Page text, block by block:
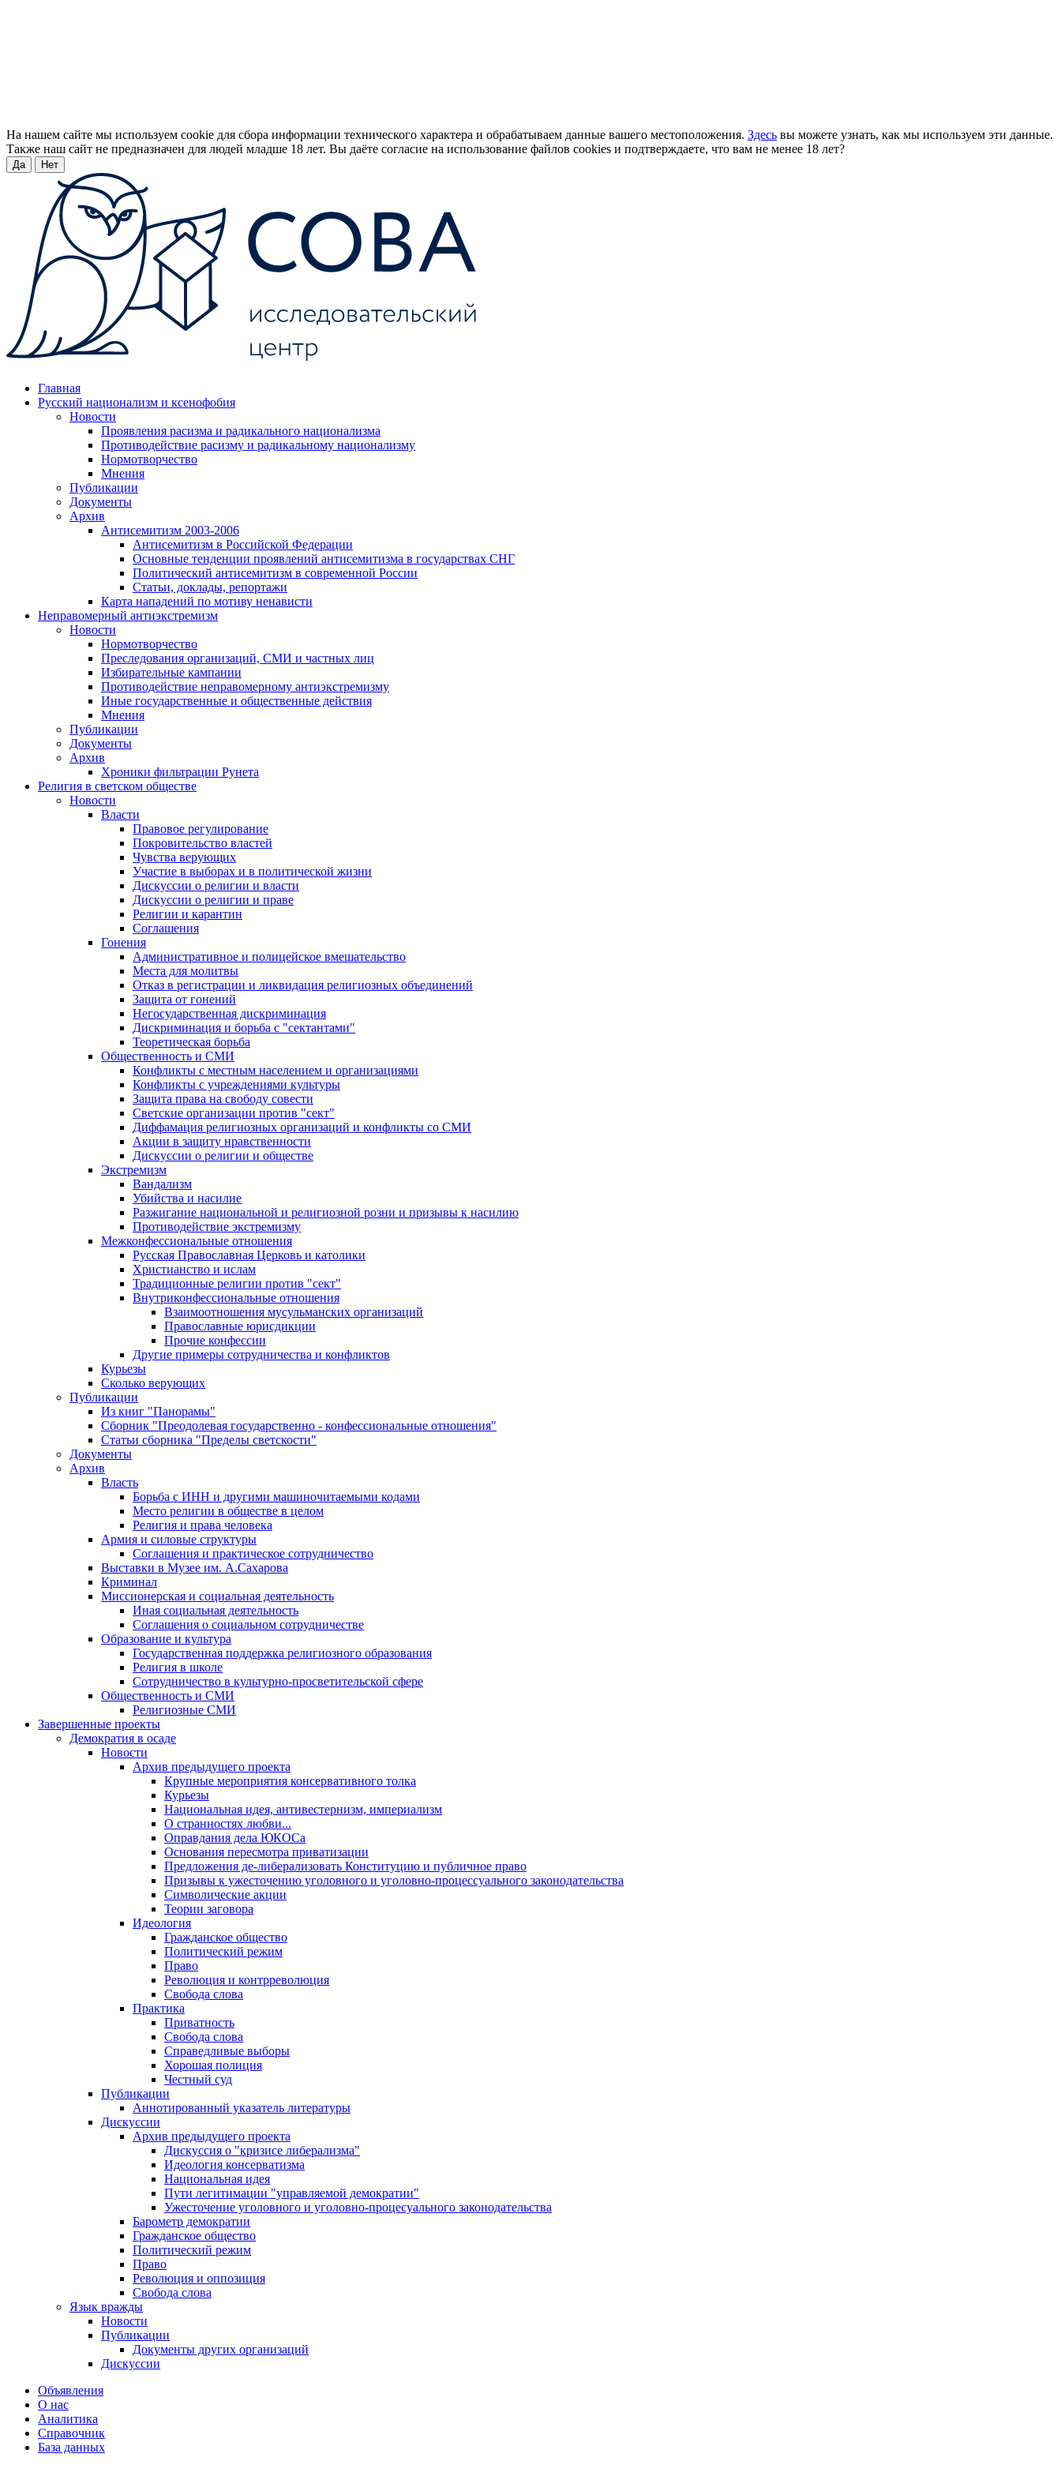
На нашем сайте мы используем cookie для сбора информации технического характера и обрабатываем данные вашего местоположения. Здесь вы можете узнать, как мы используем эти данные.
Также наш сайт не предназначен для людей младше 18 лет. Вы даёте согласие на использование файлов cookies и подтверждаете, что вам не менее 18 лет?
Да Нет
Главная
Русский национализм и ксенофобия
Новости
Проявления расизма и радикального национализма
Противодействие расизму и радикальному национализму
Нормотворчество
Мнения
Публикации
Документы
Архив
Антисемитизм 2003-2006
Антисемитизм в Российской Федерации
Основные тенденции проявлений антисемитизма в государствах СНГ
Политический антисемитизм в современной России
Статьи, доклады, репортажи
Карта нападений по мотиву ненависти
Неправомерный антиэкстремизм
Новости
Нормотворчество
Преследования организаций, СМИ и частных лиц
Избирательные кампании
Противодействие неправомерному антиэкстремизму
Иные государственные и общественные действия
Мнения
Публикации
Документы
Архив
Хроники фильтрации Рунета
Религия в светском обществе
Новости
Власти
Правовое регулирование
Покровительство властей
Чувства верующих
Участие в выборах и в политической жизни
Дискуссии о религии и власти
Дискуссии о религии и праве
Религии и карантин
Соглашения
Гонения
Административное и полицейское вмешательство
Места для молитвы
Отказ в регистрации и ликвидация религиозных объединений
Защита от гонений
Негосударственная дискриминация
Дискриминация и борьба с "сектантами"
Теоретическая борьба
Общественность и СМИ
Конфликты с местным населением и организациями
Конфликты с учреждениями культуры
Защита права на свободу совести
Светские организации против "сект"
Диффамация религиозных организаций и конфликты со СМИ
Акции в защиту нравственности
Дискуссии о религии и обществе
Экстремизм
Вандализм
Убийства и насилие
Разжигание национальной и религиозной розни и призывы к насилию
Противодействие экстремизму
Межконфессиональные отношения
Русская Православная Церковь и католики
Христианство и ислам
Традиционные религии против "сект"
Внутриконфессиональные отношения
Взаимоотношения мусульманских организаций
Православные юрисдикции
Прочие конфессии
Другие примеры сотрудничества и конфликтов
Курьезы
Сколько верующих
Публикации
Из книг "Панорамы"
Сборник "Преодолевая государственно - конфессиональные отношения"
Статьи сборника "Пределы светскости"
Документы
Архив
Власть
Борьба с ИНН и другими машиночитаемыми кодами
Место религии в обществе в целом
Религия и права человека
Армия и силовые структуры
Соглашения и практическое сотрудничество
Выставки в Музее им. А.Сахарова
Криминал
Миссионерская и социальная деятельность
Иная социальная деятельность
Соглашения о социальном сотрудничестве
Образование и культура
Государственная поддержка религиозного образования
Религия в школе
Сотрудничество в культурно-просветительской сфере
Общественность и СМИ
Религиозные СМИ
Завершенные проекты
Демократия в осаде
Новости
Архив предыдущего проекта
Крупные мероприятия консервативного толка
Курьезы
Национальная идея, антивестернизм, империализм
О странностях любви...
Оправдания дела ЮКОСа
Основания пересмотра приватизации
Предложения де-либерализовать Конституцию и публичное право
Призывы к ужесточению уголовного и уголовно-процессуального законодательства
Символические акции
Теории заговора
Идеология
Гражданское общество
Политический режим
Право
Революция и контрреволюция
Свобода слова
Практика
Приватность
Свобода слова
Справедливые выборы
Хорошая полиция
Честный суд
Публикации
Аннотированный указатель литературы
Дискуссии
Архив предыдущего проекта
Дискуссия о "кризисе либерализма"
Идеология консерватизма
Национальная идея
Пути легитимации "управляемой демократии"
Ужесточение уголовного и уголовно-процесуального законодательства
Барометр демократии
Гражданское общество
Политический режим
Право
Революция и оппозиция
Свобода слова
Язык вражды
Новости
Публикации
Документы других организаций
Дискуссии
Объявления
О нас
Аналитика
Справочник
База данных